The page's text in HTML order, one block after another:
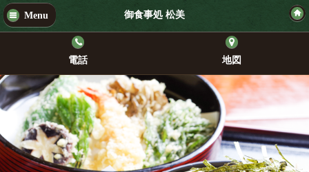
Menu 御食事処 松美
電話 地図